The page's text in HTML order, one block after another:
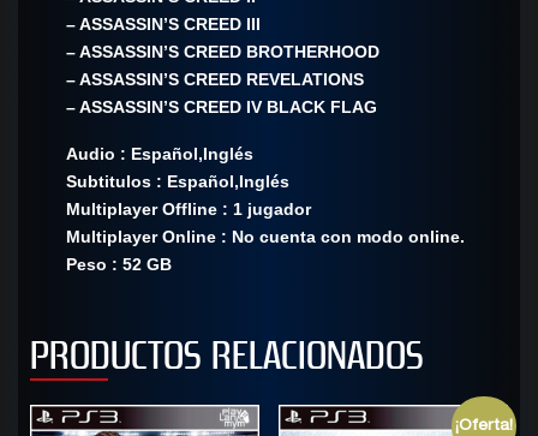
– ASSASSIN’S CREED III
– ASSASSIN’S CREED BROTHERHOOD
– ASSASSIN’S CREED REVELATIONS
– ASSASSIN’S CREED IV BLACK FLAG
Audio : Español,Inglés
Subtitulos : Español,Inglés
Multiplayer Offline : 1 jugador
Multiplayer Online : No cuenta con modo online.
Peso : 52 GB
PRODUCTOS RELACIONADOS
¡Oferta!